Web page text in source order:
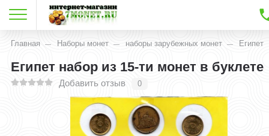
Главная Наборы монет наборы зарубежных монет Египет
Египет набор из 15-ти монет в буклете
Добавить отзыв 0